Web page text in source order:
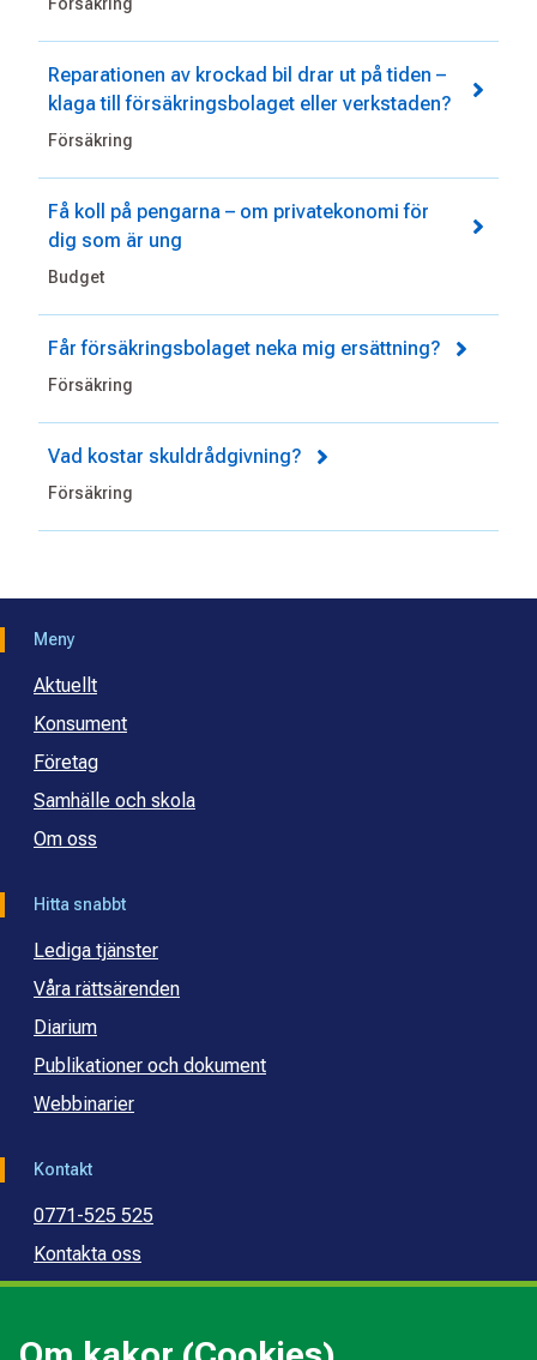
Försäkring
Reparationen av krockad bil drar ut på tiden –
klaga till försäkringsbolaget eller verkstaden?
Försäkring
Få koll på pengarna – om privatekonomi för
dig som är ung
Budget
Får försäkringsbolaget neka mig ersättning?
Försäkring
Vad kostar skuldrådgivning?
Försäkring
Meny
Aktuellt
Konsument
Företag
Samhälle och skola
Om oss
Hitta snabbt
Lediga tjänster
Våra rättsärenden
Diarium
Publikationer och dokument
Webbinarier
Kontakt
0771-525 525
Kontakta oss
Press